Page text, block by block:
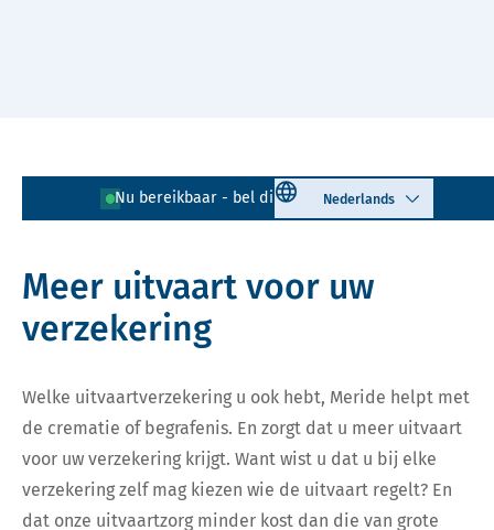
Nu bereikbaar - bel direct! 085 - 401 81 23
Select language
Lees voor Uitleg woorden
Simpele tekst
Meer uitvaart voor uw
verzekering
Welke uitvaartverzekering u ook hebt, Meride helpt met
de crematie of begrafenis. En zorgt dat u meer uitvaart
voor uw verzekering krijgt. Want wist u dat u bij elke
verzekering zelf mag kiezen wie de uitvaart regelt? En
dat onze uitvaartzorg minder kost dan die van grote